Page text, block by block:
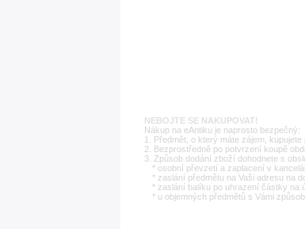
NEBOJTE SE NAKUPOVAT!
Nákup na eAntiku je naprosto bezpečný:
1. Předmět, o který máte zájem,
2. Bezprostředně po potvrzení koupě
3. Způsob dodání zboží dohodnete s
* osobní převzetí a zaplacení v
* zaslání předmětu na Vaši adresu na
* zaslání balíku po uhrazení částky na
* u objemných předmětů s Vámi